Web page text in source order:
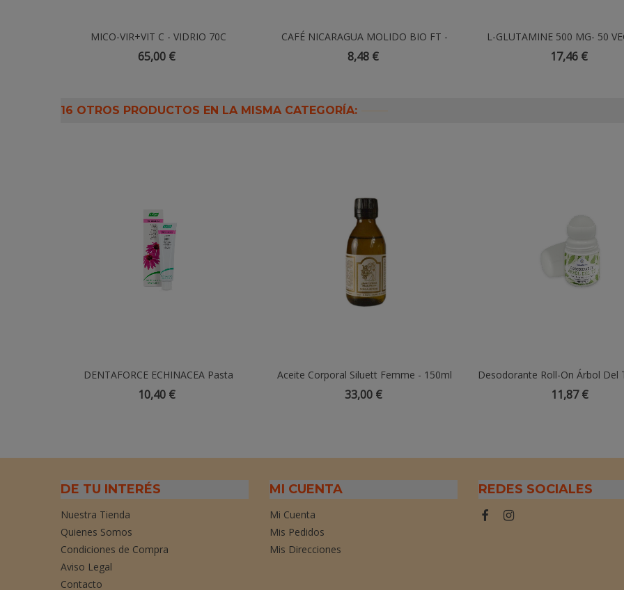
Añadir Al Carrito
MICO-VIR+VIT C - VIDRIO 70C
65,00 €
Añadir Al Carrito
CAFÉ NICARAGUA MOLIDO BIO FT -
250GR
8,48 €
Añadir Al Carrito
L-GLUTAMINE 500 MG- 50
17,46 €
16 OTROS PRODUCTOS EN LA MISMA CATEGORÍA:
Añadir Al Carrito
DENTAFORCE ECHINACEA Pasta
Dentífrica - 100gr
10,40 €
Añadir Al Carrito
Aceite Corporal Siluett Femme - 150ml
33,00 €
Añadir Al Carrito
Desodorante Roll-On Árbol Del
11,87 €
DE TU INTERÉS
Nuestra Tienda
Quienes Somos
Condiciones de Compra
Aviso Legal
Contacto
MI CUENTA
Mi Cuenta
Mis Pedidos
Mis Direcciones
REDES SOCIALES